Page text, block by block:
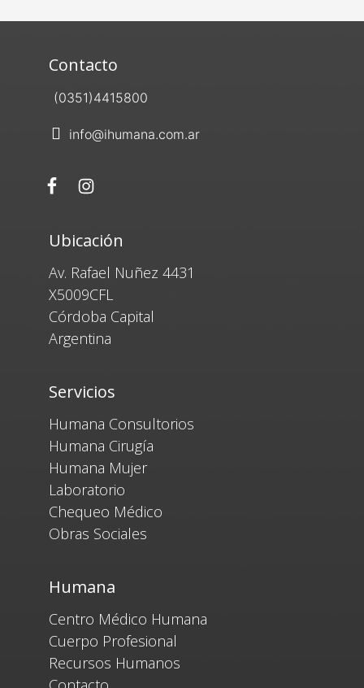
Contacto
(0351)4415800
info@ihumana.com.ar
Ubicación
Av. Rafael Nuñez 4431
X5009CFL
Córdoba Capital
Argentina
Servicios
Humana Consultorios
Humana Cirugía
Humana Mujer
Laboratorio
Chequeo Médico
Obras Sociales
Humana
Centro Médico Humana
Cuerpo Profesional
Recursos Humanos